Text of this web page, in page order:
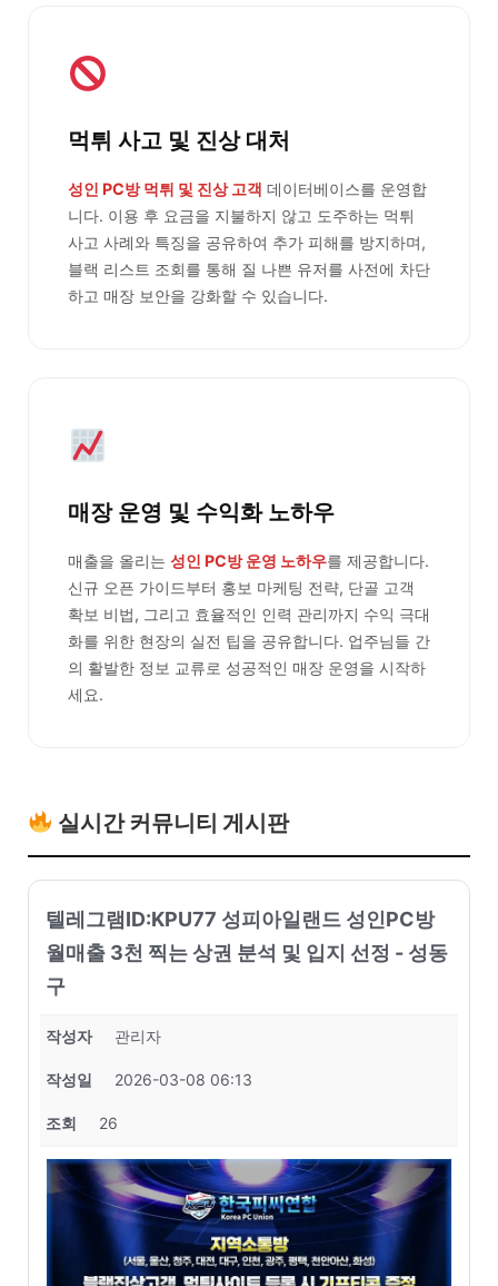
먹튀 사고 및 진상 대처
성인 PC방 먹튀 및 진상 고객 데이터베이스를 운영합
니다. 이용 후 요금을 지불하지 않고 도주하는 먹튀
사고 사례와 특징을 공유하여 추가 피해를 방지하며,
블랙 리스트 조회를 통해 질 나쁜 유저를 사전에 차단
하고 매장 보안을 강화할 수 있습니다.
매장 운영 및 수익화 노하우
매출을 올리는 성인 PC방 운영 노하우를 제공합니다.
신규 오픈 가이드부터 홍보 마케팅 전략, 단골 고객
확보 비법, 그리고 효율적인 인력 관리까지 수익 극대
화를 위한 현장의 실전 팁을 공유합니다. 업주님들 간
의 활발한 정보 교류로 성공적인 매장 운영을 시작하
세요.
실시간 커뮤니티 게시판
텔레그램ID:KPU77 성피아일랜드 성인PC방
월매출 3천 찍는 상권 분석 및 입지 선정 - 성동
구
작성자 관리자
작성일 2026-03-08 06:13
조회 26